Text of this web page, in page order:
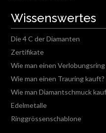
Wissenswertes
Die 4 C der Diamanten
Zertifikate
Wie man einen
Wie man einen Trauring kauft?
Wie man Diamantschmuck
Edelmetalle
Ringgrössenschablone